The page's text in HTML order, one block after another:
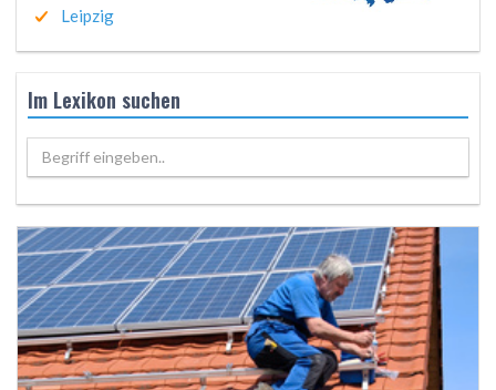
Leipzig
Im Lexikon suchen
Begriff eingeben..